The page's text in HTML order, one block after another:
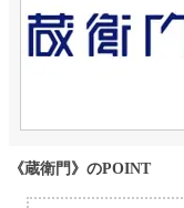
《蔵衛門》のPOINT